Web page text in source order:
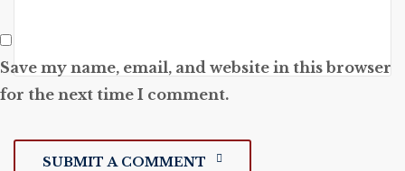
Save my name, email, and website in this browser
for the next time I comment.
SUBMIT A COMMENT